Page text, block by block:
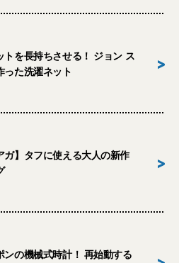
トを長持ちさせる！ ジョン ス
った洗濯ネット
>
ガ】タフに使える大人の新作
>
ンの機械式時計！ 再始動する